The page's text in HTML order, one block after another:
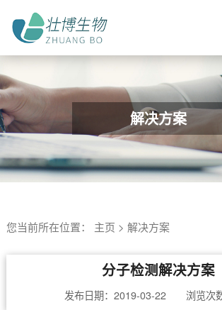
解决方案
您当前所在位置： 主页 > 解决方案
分子检测解决方案
发布日期：2019-03-22 浏览次数